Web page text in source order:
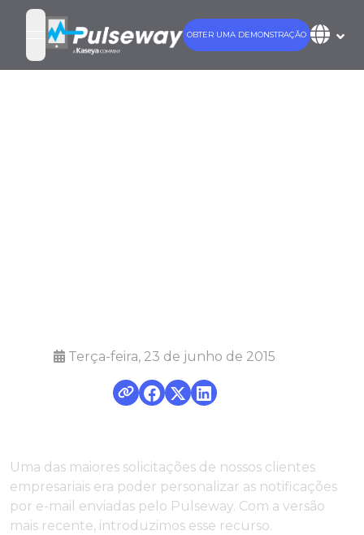
open navigation menu
OBTER UMA DEMONSTRAÇÃO
Terça-feira, 23 de junho de 2015
Uma das maiores solicitações de nossos clientes
empresariais era poder personalizar as notificações
por e-mail enviadas pelo Pulseway. Com a versão
mais recente, introduzimos esse recurso.